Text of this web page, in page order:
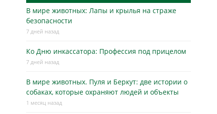
В мире животных: Лапы и крылья на страже
безопасности
7 дней назад
Ко Дню инкассатора: Профессия под прицелом
7 дней назад
В мире животных. Пуля и Беркут: две истории о
собаках, которые охраняют людей и объекты
1 месяц назад